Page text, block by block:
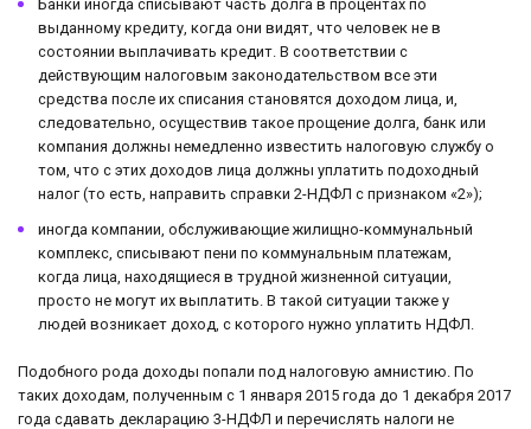
Банки иногда списывают часть долга в процентах по
выданному кредиту, когда они видят, что человек не в
состоянии выплачивать кредит. В соответствии с
действующим налоговым законодательством все эти
средства после их списания становятся доходом лица, и,
следовательно, осуществив такое прощение долга, банк или
компания должны немедленно известить налоговую службу о
том, что с этих доходов лица должны уплатить подоходный
налог (то есть, направить справки 2-НДФЛ с признаком «2»);
иногда компании, обслуживающие жилищно-коммунальный
комплекс, списывают пени по коммунальным платежам,
когда лица, находящиеся в трудной жизненной ситуации,
просто не могут их выплатить. В такой ситуации также у
людей возникает доход, с которого нужно уплатить НДФЛ.
Подобного рода доходы попали под налоговую амнистию. По
таких доходам, полученным с 1 января 2015 года до 1 декабря 2017
года сдавать декларацию 3-НДФЛ и перечислять налоги не